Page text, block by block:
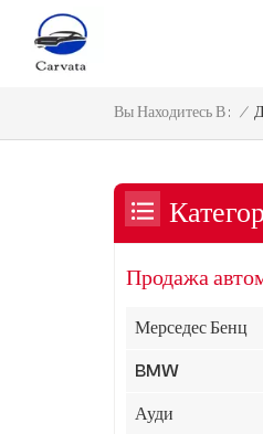
Вы Находитесь В : /
Продажа
Мерседес Бенц
BMW
Ауди